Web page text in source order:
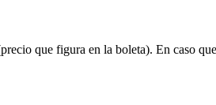
que figura en la boleta). En caso